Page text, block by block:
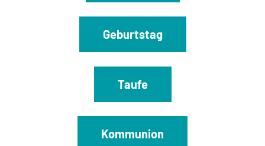
Geburtstag
Taufe
Kommunion